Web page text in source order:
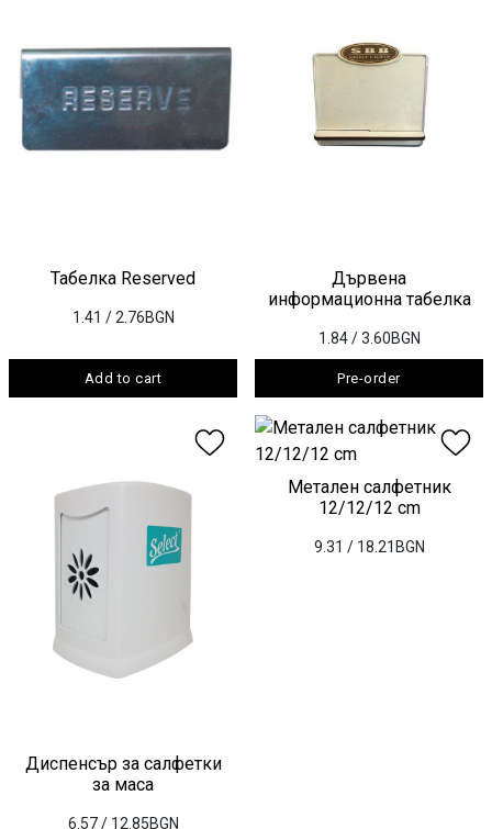
Табелка Reserved
1.41 / 2.76BGN
Add to cart
Дървена
информационна табелка
1.84 / 3.60BGN
Pre-order
Диспенсър за салфетки
за маса
6.57 / 12.85BGN
Метален салфетник
12/12/12 cm
9.31 / 18.21BGN